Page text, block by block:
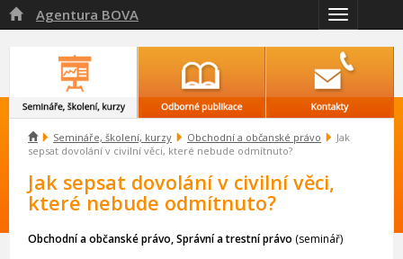
Přepnout
navigaci
 Agentura BOVA
 Semináře, školení, kurzy Obchodní a občanské právo
Jak
sepsat dovolání v civilní věci, které nebude odmítnuto?
Jak sepsat dovolání v civilní věci,
které nebude odmítnuto?
Obchodní a občanské právo, Správní a trestní právo (seminář)